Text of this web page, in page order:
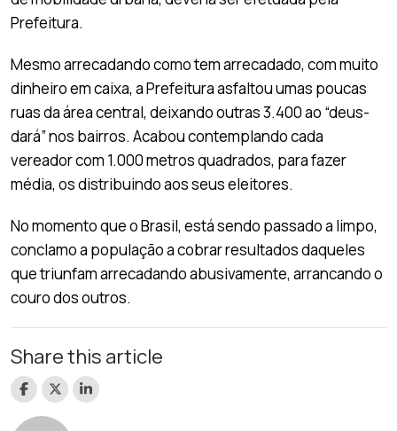
Prefeitura.
Mesmo arrecadando como tem arrecadado, com muito
dinheiro em caixa, a Prefeitura asfaltou umas poucas
ruas da área central, deixando outras 3.400 ao “deus-
dará” nos bairros. Acabou contemplando cada
vereador com 1.000 metros quadrados, para fazer
média, os distribuindo aos seus eleitores.
No momento que o Brasil, está sendo passado a limpo,
conclamo a população a cobrar resultados daqueles
que triunfam arrecadando abusivamente, arrancando o
couro dos outros.
Share this article